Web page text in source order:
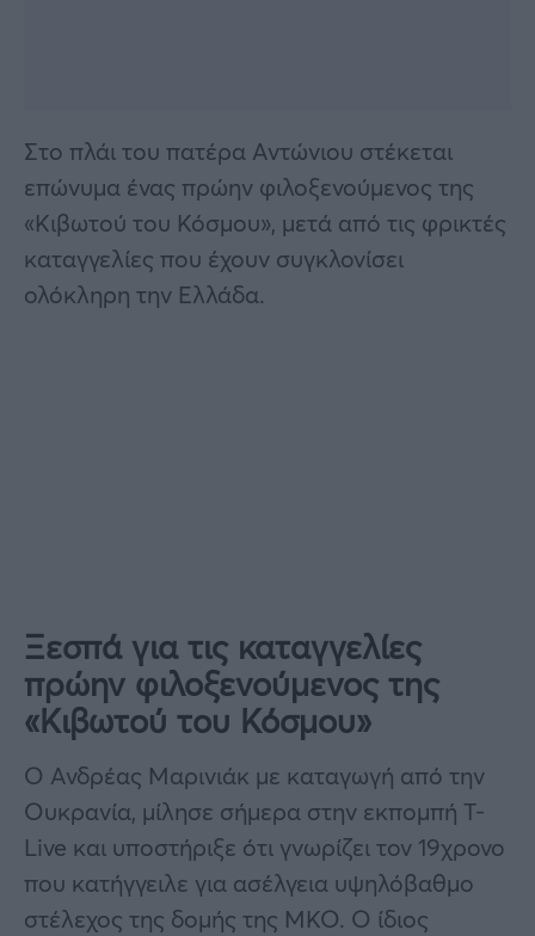
Στο πλάι του πατέρα Αντώνιου στέκεται
επώνυμα ένας πρώην φιλοξενούμενος της
«Κιβωτού του Κόσμου», μετά από τις φρικτές
καταγγελίες που έχουν συγκλονίσει
ολόκληρη την Ελλάδα.
Ξεσπά για τις καταγγελίες
πρώην φιλοξενούμενος της
«Κιβωτού του Κόσμου»
Ο Ανδρέας Μαρινιάκ με καταγωγή από την
Ουκρανία, μίλησε σήμερα στην εκπομπή T-
Live και υποστήριξε ότι γνωρίζει τον 19χρονο
που κατήγγειλε για ασέλγεια υψηλόβαθμο
στέλεχος της δομής της ΜΚΟ. Ο ίδιος